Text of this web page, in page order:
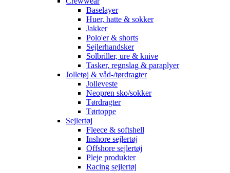
Baselayer
Huer, hatte & sokker
Jakker
Polo'er & shorts
Sejlerhandsker
Solbriller, ure & knive
Tasker, regnslag & paraplyer
Jolletøj & våd-/tørdragter
Jolleveste
Neopren sko/sokker
Tørdragter
Tørtoppe
Sejlertøj
Fleece & softshell
Inshore sejlertøj
Offshore sejlertøj
Pleje produkter
Racing sejlertøj